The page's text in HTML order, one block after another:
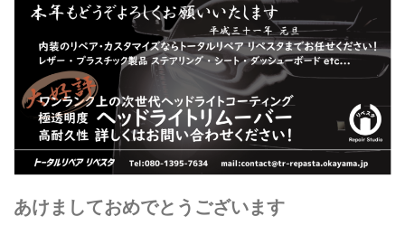
お問い合わせ 個人情報保護方針
ヘッドライトリペア
トータルリペア リペスタの インテリア リペア
あけましておめでとうございます